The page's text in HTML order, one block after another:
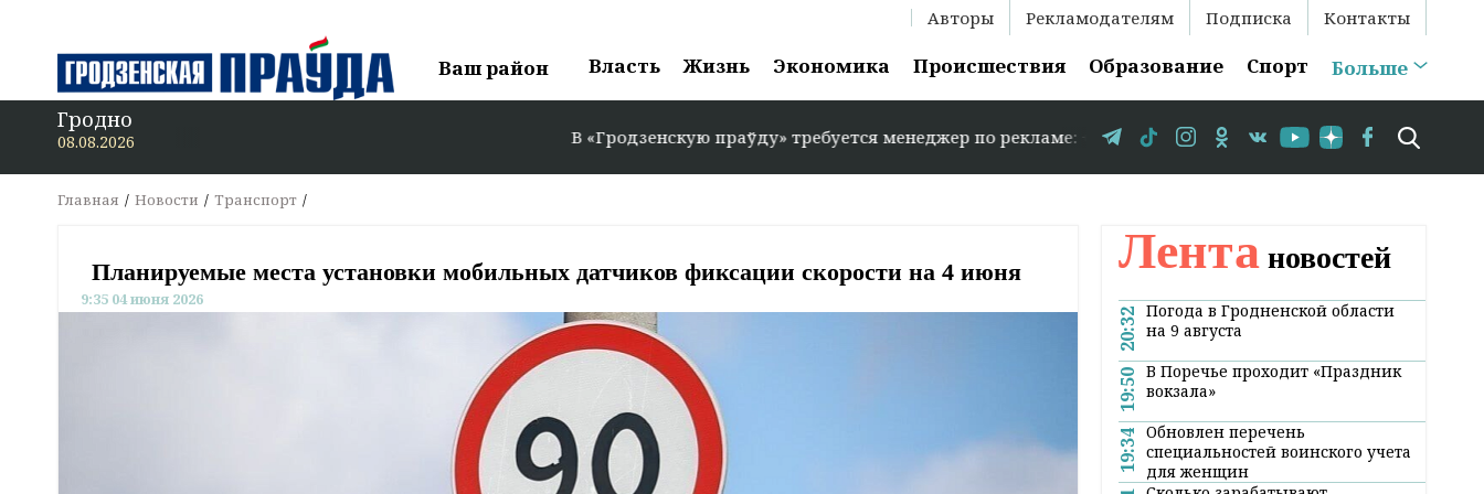
Авторы Рекламодателям Подписка Контакты
Ваш район Власть Жизнь Экономика Происшествия Образование Спорт Больше
Гродно
08.08.2026 В «Гродзенскую праўду» требуется менеджер по рекламе: +375 29 583-35-86 // В Гродно временно
Главная Новости Транспорт
Планируемые места установки мобильных датчиков фиксации скорости на 4 июня
9:35 04 июня 2026
Лента новостей
20:32 Погода в Гродненской области
на 9 августа
19:50 В Поречье проходит «Праздник
вокзала»
19:34 Обновлен перечень
специальностей воинского учета
для женщин